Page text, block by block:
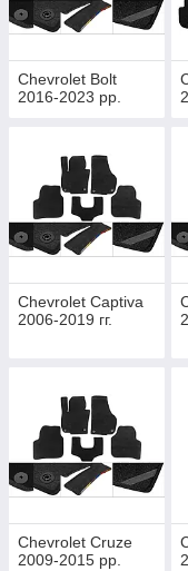
Chevrolet Bolt
2016-2023 рр.
Chevrolet Captiva
2006-2019 гг.
Chevrolet Cruze
2009-2015 рр.